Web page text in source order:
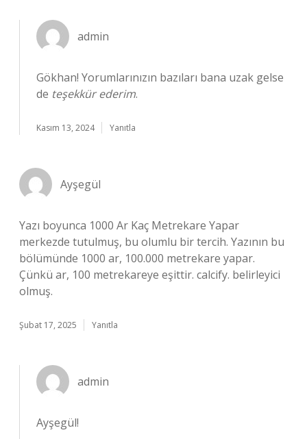
admin
Gökhan! Yorumlarınızın bazıları bana uzak gelse
de teşekkür ederim.
Kasım 13, 2024 Yanıtla
Ayşegül
Yazı boyunca 1000 Ar Kaç Metrekare Yapar
merkezde tutulmuş, bu olumlu bir tercih. Yazının bu
bölümünde 1000 ar, 100.000 metrekare yapar.
Çünkü ar, 100 metrekareye eşittir. calcify. belirleyici
olmuş.
Şubat 17, 2025 Yanıtla
admin
Ayşegül!